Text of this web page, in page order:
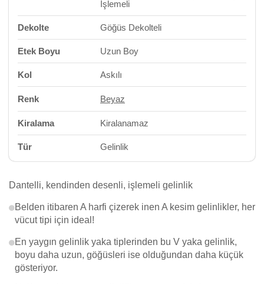
İşlemeli
Dekolte Göğüs Dekolteli
Etek Boyu Uzun Boy
Kol Askılı
Renk Beyaz
Kiralama Kiralanamaz
Tür Gelinlik
Dantelli, kendinden desenli, işlemeli gelinlik
Belden itibaren A harfi çizerek inen A kesim gelinlikler, her
vücut tipi için ideal!
En yaygın gelinlik yaka tiplerinden bu V yaka gelinlik,
boyu daha uzun, göğüsleri ise olduğundan daha küçük
gösteriyor.